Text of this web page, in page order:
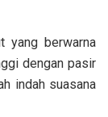
yang berwarna
dengan pasir
indah suasana